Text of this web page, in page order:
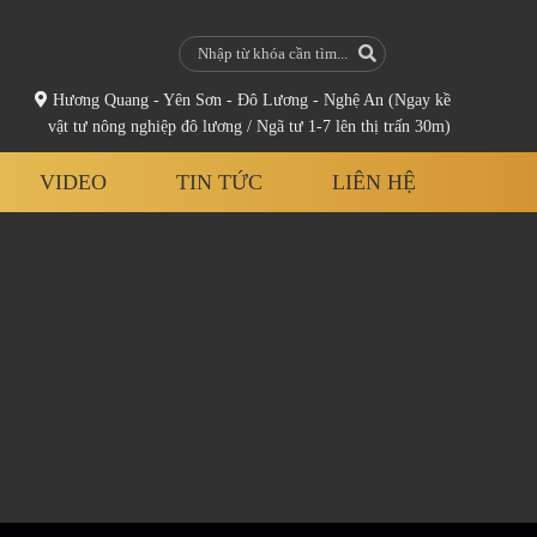
Hương Quang - Yên Sơn - Đô Lương - Nghệ An (Ngay kề
vật tư nông nghiệp đô lương / Ngã tư 1-7 lên thị trấn 30m)
VIDEO TIN TỨC LIÊN HỆ